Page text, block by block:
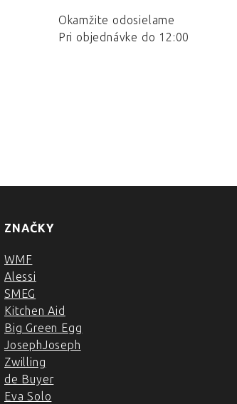
Okamžite odosielame
Pri objednávke do 12:00
ZNAČKY
WMF
Alessi
SMEG
Kitchen Aid
Big Green Egg
JosephJoseph
Zwilling
de Buyer
Eva Solo